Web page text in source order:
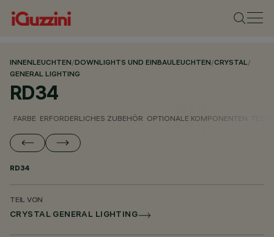
INNENLEUCHTEN/DOWNLIGHTS UND EINBAULEUCHTEN/CRYSTAL/
GENERAL LIGHTING
RD34
FARBE ERFORDERLICHES ZUBEHÖR OPTIONALE KOMPONENTEN
RD34
TEIL VON
CRYSTAL GENERAL LIGHTING